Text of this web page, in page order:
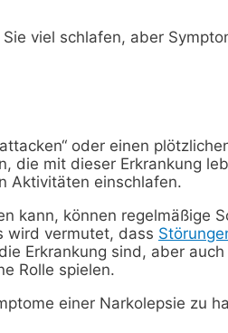
viel schlafen, aber
oder einen
die mit dieser Erkrankung
Aktivitäten einschlafen.
kann, können regelmäßige
wird vermutet, dass
Erkrankung sind, aber auch
Rolle spielen.
einer Narkolepsie zu